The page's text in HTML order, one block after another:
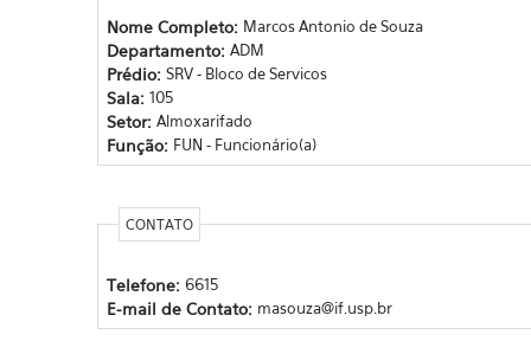
Nome Completo: Marcos Antonio de Souza
Departamento: ADM
Prédio: SRV - Bloco de Servicos
Sala: 105
Setor: Almoxarifado
Função: FUN - Funcionário(a)
CONTATO
Telefone: 6615
E-mail de Contato: masouza@if.usp.br